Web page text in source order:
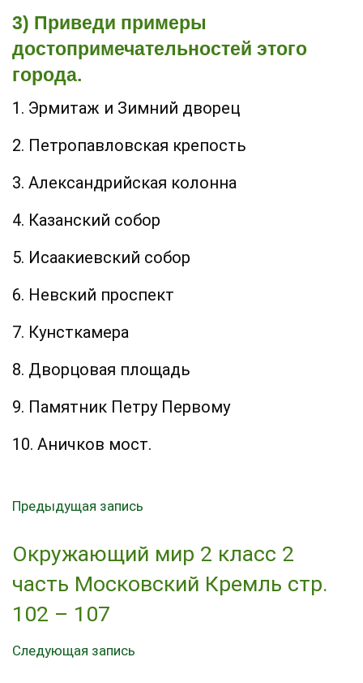
3) Приведи примеры
достопримечательностей этого
города.
1. Эрмитаж и Зимний дворец
2. Петропавловская крепость
3. Александрийская колонна
4. Казанский собор
5. Исаакиевский собор
6. Невский проспект
7. Кунсткамера
8. Дворцовая площадь
9. Памятник Петру Первому
10. Аничков мост.
Предыдущая запись
Окружающий мир 2 класс 2
часть Московский Кремль стр.
102 – 107
Следующая запись